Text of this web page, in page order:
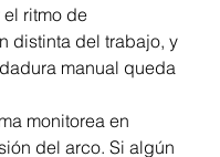
ritmo de
distinta del trabajo, y
manual queda
monitorea en
del arco. Si algún